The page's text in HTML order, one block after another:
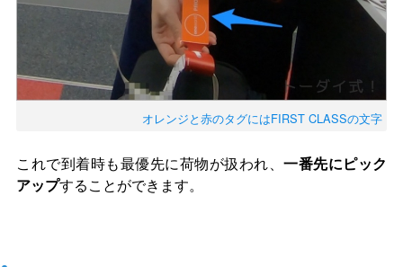
オレンジと赤のタグにはFIRST CLASSの文字
これで到着時も最優先に荷物が扱われ、 一番先にピック
アップすることができます。